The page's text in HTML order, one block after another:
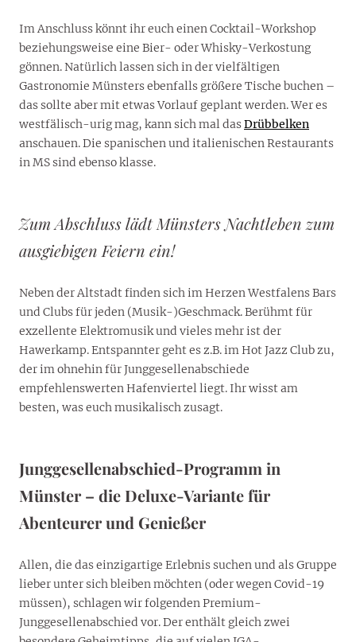
Im Anschluss könnt ihr euch einen Cocktail-Workshop
beziehungsweise eine Bier- oder Whisky-Verkostung
gönnen. Natürlich lassen sich in der vielfältigen
Gastronomie Münsters ebenfalls größere Tische buchen –
das sollte aber mit etwas Vorlauf geplant werden. Wer es
westfälisch-urig mag, kann sich mal dasDrübbelken
anschauen. Die spanischen und italienischen Restaurants
in MS sind ebenso klasse.
Zum Abschluss lädt Münsters Nachtleben zum
ausgiebigen Feiern ein!
Neben der Altstadt finden sich im Herzen Westfalens Bars
und Clubs für jeden (Musik-)Geschmack. Berühmt für
exzellente Elektromusik und vieles mehr ist der
Hawerkamp. Entspannter geht es z.B. im Hot Jazz Club zu,
der im ohnehin für Junggesellenabschiede
empfehlenswerten Hafenviertel liegt. Ihr wisst am
besten, was euch musikalisch zusagt.
Junggesellenabschied-Programm in
Münster – die Deluxe-Variante für
Abenteurer und Genießer
Allen, die das einzigartige Erlebnis suchen und als Gruppe
lieber unter sich bleiben möchten (oder wegen Covid-19
müssen), schlagen wir folgenden Premium-
Junggesellenabschied vor. Der enthält gleich zwei